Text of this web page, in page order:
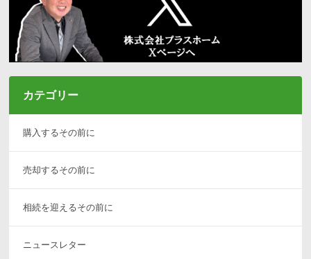
カテゴリー
購入するその前に
売却するその前に
相続を迎えるその前に
ニュースレター